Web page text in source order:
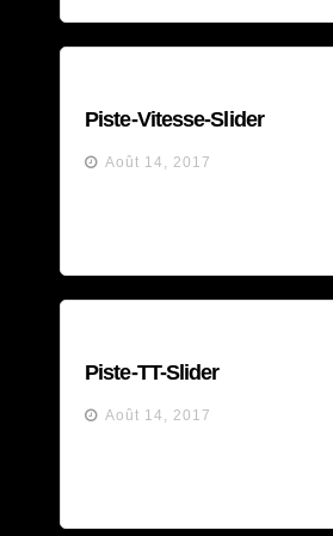
Piste-Vitesse-Slider
Août 14, 2017
Piste-TT-Slider
Août 14, 2017